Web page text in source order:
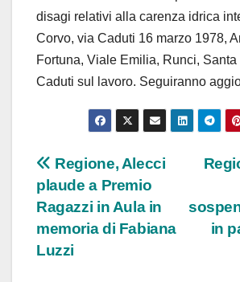
disagi relativi alla carenza idrica
Corvo, via Caduti 16 marzo 1978,
Fortuna, Viale Emilia, Runci, Santa
Caduti sul lavoro. Seguiranno
Navigazione
articoli
in
Regione, Alecci
plaude a Premio
Ragazzi in Aula in
memoria di Fabiana
Luzzi